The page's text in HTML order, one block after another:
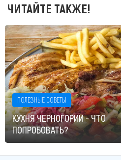
ЧИТАЙТЕ ТАКЖЕ!
ПОЛЕЗНЫЕ СОВЕТЫ
КУХНЯ ЧЕРНОГОРИИ - ЧТО
ПОПРОБОВАТЬ?